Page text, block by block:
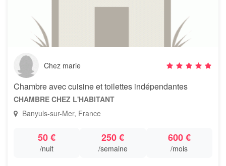
Chez marie
Chambre avec cuisine et toilettes indépendantes
CHAMBRE CHEZ L'HABITANT
Banyuls-sur-Mer, France
50 €
/nuit
250 €
/semaine
600 €
/mois